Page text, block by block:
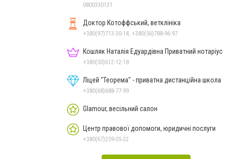
0800330131
Доктор Котоффський, ветклініка
+380(97)713-30-14, +380(56)788-96-97
Кошляк Наталія Едуардівна Приватний нотаріус
+380(50)612-12-18
Ліцей "Теорема" - приватна дистанційна школа
+380(68)688-77-99
Glamour, весільний салон
Центр правової допомоги, юридичні послуги
+380(67)259-05-22